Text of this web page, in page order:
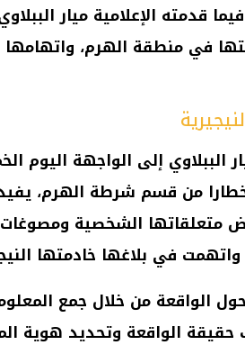
قدمته الإعلامية ميار
في منطقة الهرم، واتهامها
الببلاوي إلى الواجهة اليوم
من قسم شرطة الهرم،
بعض متعلقاتها الشخصية
في بلاغها خادمتها
الواقعة من خلال جمع
حقيقة الواقعة وتحديد هوية